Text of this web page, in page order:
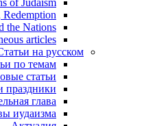
of Judaism
Redemption
the Nations
articles
на русском
по темам
статьи
праздники
глава
иудаизма